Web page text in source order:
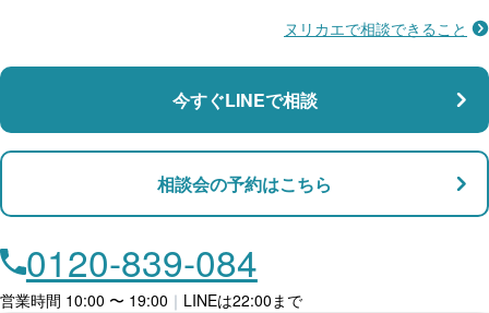
瑕疵保険
支払い対応
ローン利用
マンション・アパート対応
店舗・事務所対応
ヌリカエで相談できること
今すぐLINEで相談
相談会の予約はこちら
0120-839-084
営業時間 10:00 〜 19:00 ｜ LINEは22:00まで